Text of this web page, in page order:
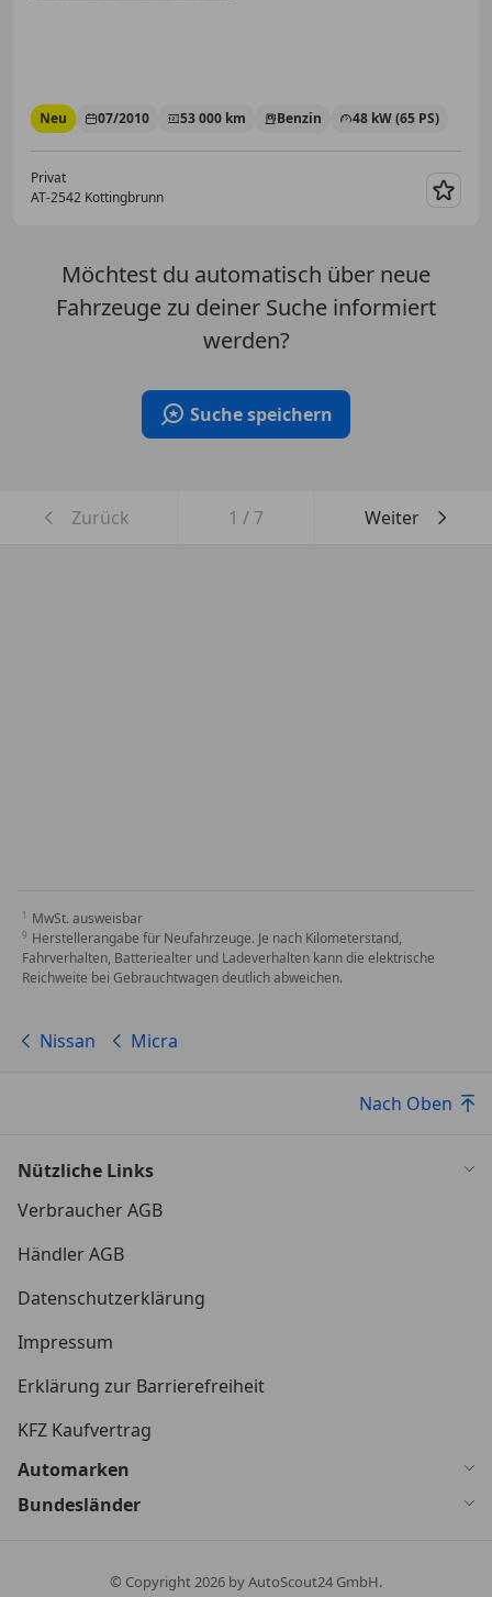
Neu 07/2010 53 000 km Benzin 48 kW (65 PS)
Privat
AT-2542 Kottingbrunn
Möchtest du automatisch über neue
Fahrzeuge zu deiner Suche informiert
werden?
Suche speichern
Zurück 1 / 7 Weiter
MwSt. ausweisbar
Herstellerangabe für Neufahrzeuge. Je nach Kilometerstand,
Fahrverhalten, Batteriealter und Ladeverhalten kann die elektrische
Reichweite bei Gebrauchtwagen deutlich abweichen.
Nissan Micra
Nach Oben
Nützliche Links
Verbraucher AGB
Händler AGB
Datenschutzerklärung
Impressum
Erklärung zur Barrierefreiheit
KFZ Kaufvertrag
Automarken
Bundesländer
© Copyright2026 by AutoScout24 GmbH.